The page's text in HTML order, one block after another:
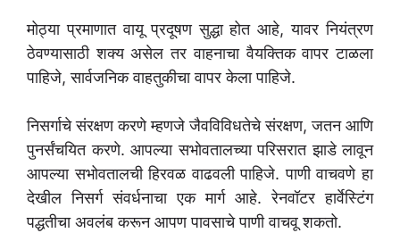
मोठ्या प्रमाणात वायू प्रदूषण सुद्धा होत आहे, यावर नियंत्रण
ठेवण्यासाठी शक्य असेल तर वाहनाचा वैयक्तिक वापर टाळला
पाहिजे, सार्वजनिक वाहतुकीचा वापर केला पाहिजे.
निसर्गाचे संरक्षण करणे म्हणजे जैवविविधतेचे संरक्षण, जतन आणि
पुनर्संचयित करणे. आपल्या सभोवतालच्या परिसरात झाडे लावून
आपल्या सभोवतालची हिरवळ वाढवली पाहिजे. पाणी वाचवणे हा
देखील निसर्ग संवर्धनाचा एक मार्ग आहे. रेनवॉटर हार्वेस्टिंग
पद्धतीचा अवलंब करून आपण पावसाचे पाणी वाचवू शकतो.